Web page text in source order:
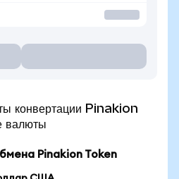
конвертации Pinakion
валюты
Pinakion Token